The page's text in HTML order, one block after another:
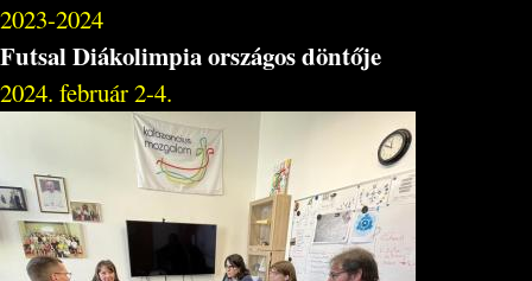
2023-2024
Futsal Diákolimpia országos döntője
2024. február 2-4.